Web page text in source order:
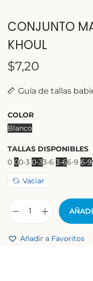
CONJUNTO
KHOUL
$7,20
Guía de tallas
COLOR
Blanco
TALLAS DISPONIBLES
0 00-3 0-33-6 3-66-9 6-9
Vaciar
Añadir a Favoritos